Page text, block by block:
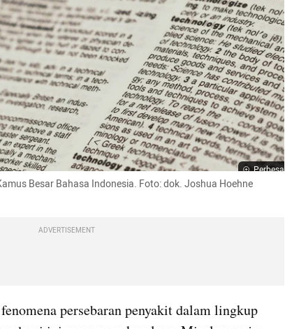
Perbesar
Besar Bahasa Indonesia. Foto: dok. Joshua Hoehne
ADVERTISEMENT
persebaran penyakit dalam lingkup